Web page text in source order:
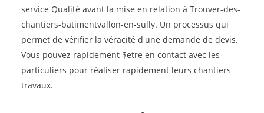
service Qualité avant la mise en relation à Trouver-des-
chantiers-batimentvallon-en-sully. Un processus qui
permet de vérifier la véracité d'une demande de devis.
Vous pouvez rapidement $etre en contact avec les
particuliers pour réaliser rapidement leurs chantiers
travaux.